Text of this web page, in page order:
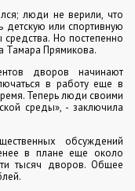
люди не верили, что
детскую или спортивную
Но постепенно
Тамара Прямикова.
дворов начинают
в работу еще в
Теперь люди своими
среды», - заключила
обсуждений
в плане еще около
тысяч дворов. Общее